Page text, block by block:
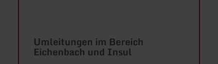
Umleitungen im Bereich
Eichenbach und Insul